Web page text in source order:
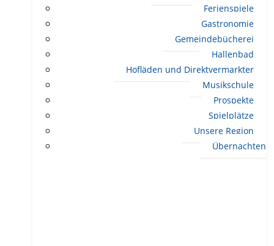
Ferienspiele
Gastronomie
Gemeindebücherei
Hallenbad
Hofläden und Direktvermarkter
Musikschule
Prospekte
Spielplätze
Unsere Region
Übernachten